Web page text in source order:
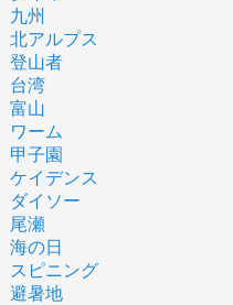
九州
北アルプス
登山者
台湾
富山
ワーム
甲子園
ケイデンス
ダイソー
尾瀬
海の日
スピニング
避暑地